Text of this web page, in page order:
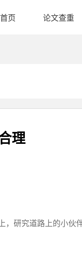
首页 论文查重
理
，研究道路上的小